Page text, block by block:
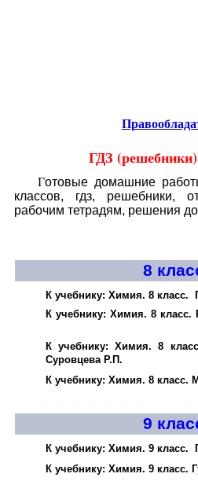
ГДЗ
Готовые домашние
классов, гдз, решебники,
рабочим тетрадям, решения
8
К учебнику: Химия. 8 класс.
К учебнику: Химия. 8
К учебнику: Химия. 8
Суровцева Р.П.
К учебнику: Химия. 8 класс.
9
К учебнику: Химия. 9 класс.
К учебнику: Химия. 9 класс.